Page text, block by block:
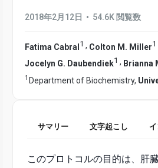
2018年2月12日 • 54.6K 閲覧数
Fatima Cabral 1 , Colton M. Miller1
Jocelyn G. Daubendiek1 , Brianna
1 Department of Biochemistry,
サマリー 文字起こし
このプロトコルの目的は、肝